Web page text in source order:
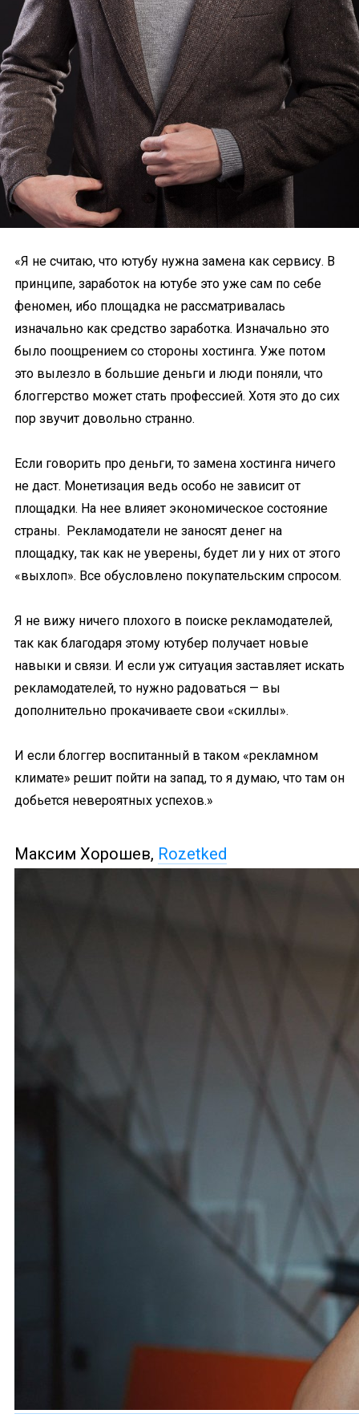
«Я не считаю, что ютубу нужна замена как сервису. В
принципе, заработок на ютубе это уже сам по себе
феномен, ибо площадка не рассматривалась
изначально как средство заработка. Изначально это
было поощрением со стороны хостинга. Уже потом
это вылезло в большие деньги и люди поняли, что
блоггерство может стать профессией. Хотя это до сих
пор звучит довольно странно.
Если говорить про деньги, то замена хостинга ничего
не даст. Монетизация ведь особо не зависит от
площадки. На нее влияет экономическое состояние
страны. Рекламодатели не заносят денег на
площадку, так как не уверены, будет ли у них от этого
«выхлоп». Все обусловлено покупательским спросом.
Я не вижу ничего плохого в поиске рекламодателей,
так как благодаря этому ютубер получает новые
навыки и связи. И если уж ситуация заставляет искать
рекламодателей, то нужно радоваться — вы
дополнительно прокачиваете свои «скиллы».
И если блоггер воспитанный в таком «рекламном
климате» решит пойти на запад, то я думаю, что там он
добьется невероятных успехов.»
Максим Хорошев, Rozetked